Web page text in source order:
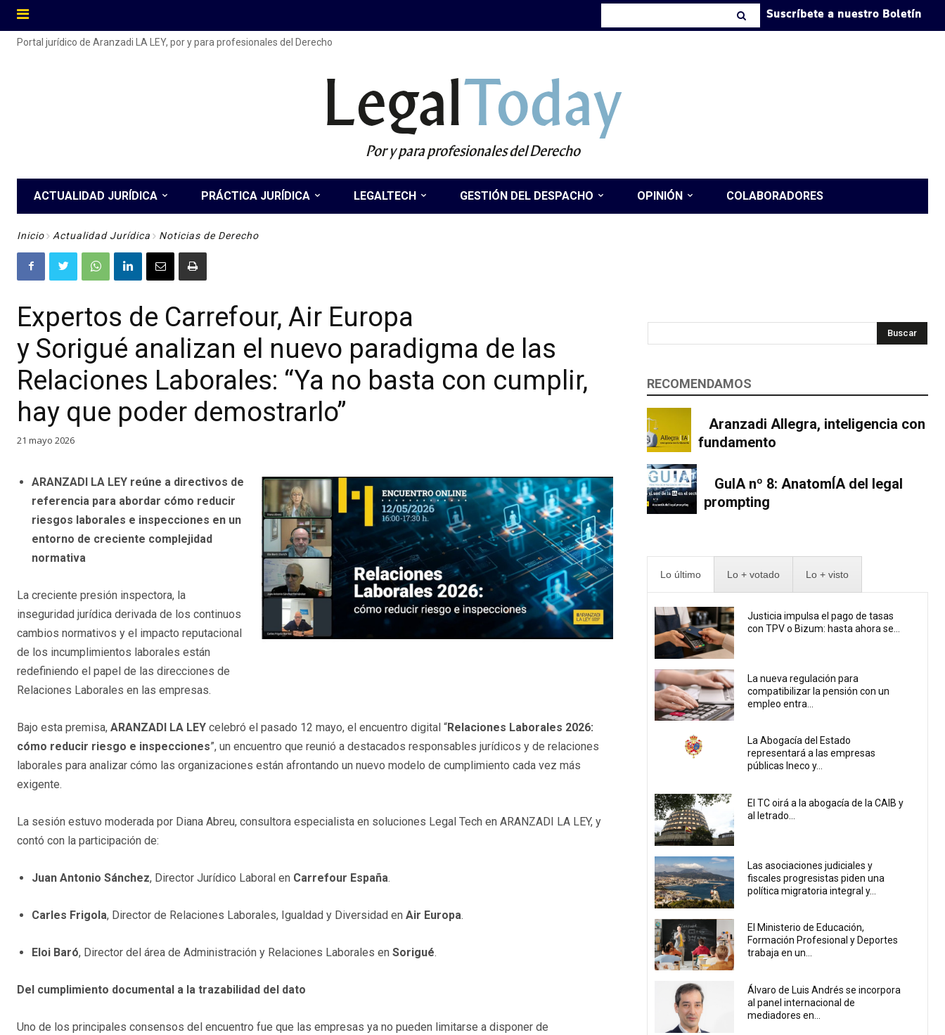
Suscríbete a nuestro Boletín
Portal jurídico de Aranzadi LA LEY, por y para profesionales del Derecho
LegalToday
Por y para profesionales del Derecho
ACTUALIDAD JURÍDICA PRÁCTICA JURÍDICA LEGALTECH GESTIÓN DEL DESPACHO OPINIÓN COLABORADORES
Inicio Actualidad Jurídica Noticias de Derecho
Expertos de Carrefour, Air Europa
y Sorigué analizan el nuevo paradigma de las
Relaciones Laborales: “Ya no basta con cumplir,
hay que poder demostrarlo”
21 mayo 2026
ARANZADI LA LEY reúne a directivos de
referencia para abordar cómo reducir
riesgos laborales e inspecciones en un
entorno de creciente complejidad
normativa
La creciente presión inspectora, la
inseguridad jurídica derivada de los continuos
cambios normativos y el impacto reputacional
de los incumplimientos laborales están
redefiniendo el papel de las direcciones de
Relaciones Laborales en las empresas.
Bajo esta premisa, ARANZADI LA LEY celebró el pasado 12 mayo, el encuentro digital “Relaciones Laborales 2026:
cómo reducir riesgo e inspecciones”, un encuentro que reunió a destacados responsables jurídicos y de relaciones
laborales para analizar cómo las organizaciones están afrontando un nuevo modelo de cumplimiento cada vez más
exigente.
La sesión estuvo moderada por Diana Abreu, consultora especialista en soluciones Legal Tech en ARANZADI LA LEY, y
contó con la participación de:
Juan Antonio Sánchez, Director Jurídico Laboral en Carrefour España.
Carles Frigola, Director de Relaciones Laborales, Igualdad y Diversidad en Air Europa.
Eloi Baró, Director del área de Administración y Relaciones Laborales en Sorigué.
Del cumplimiento documental a la trazabilidad del dato
Uno de los principales consensos del encuentro fue que las empresas ya no pueden limitarse a disponer de
Buscar
RECOMENDAMOS
Aranzadi Allegra, inteligencia con
fundamento
GuIA nº 8: AnatomÍA del legal
prompting
Lo último Lo + votado Lo + visto
Justicia impulsa el pago de tasas
con TPV o Bizum: hasta ahora se...
La nueva regulación para
compatibilizar la pensión con un
empleo entra...
La Abogacía del Estado
representará a las empresas
públicas Ineco y...
El TC oirá a la abogacía de la CAIB y
al letrado...
Las asociaciones judiciales y
fiscales progresistas piden una
política migratoria integral y...
El Ministerio de Educación,
Formación Profesional y Deportes
trabaja en un...
Álvaro de Luis Andrés se incorpora
al panel internacional de
mediadores en...